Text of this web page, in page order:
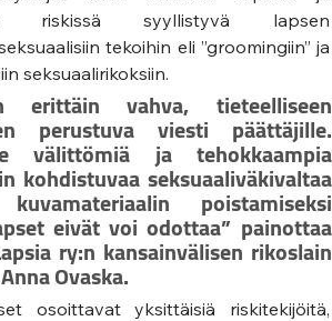
riskissä syyllistyvä lapsen
tekoihin eli ”groomingiin” ja
seksuaalirikoksiin.
erittäin vahva, tieteelliseen
perustuva viesti päättäjille.
välittömiä ja tehokkaampia
kohdistuvaa seksuaaliväkivaltaa
poistamiseksi
eivät voi odottaa” painottaa
ry:n kansainvälisen rikoslain
Ovaska.
osoittavat yksittäisiä riskitekijöitä,